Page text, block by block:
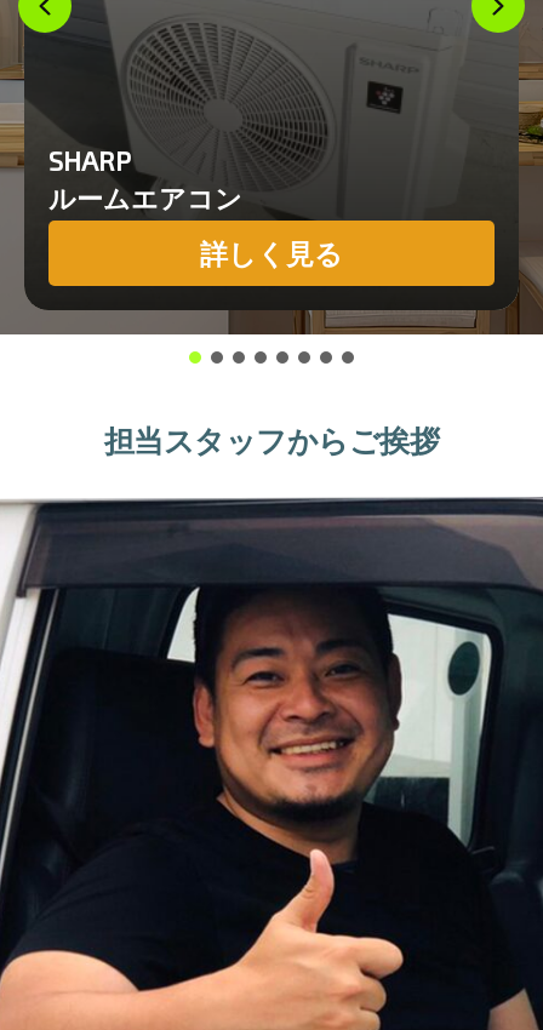
SHARP
ルームエアコン
詳しく見る
担当スタッフからご挨拶